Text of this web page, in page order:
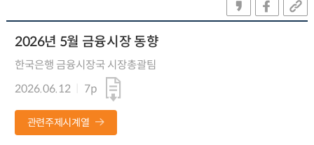
2026년 5월 금융시장 동향
한국은행 금융시장국 시장총괄팀
2026.06.12
7p
관련주제시계열